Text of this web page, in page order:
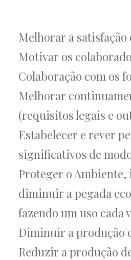
Melhorar a
Motivar os
Colaboração com os
Melhorar
(requisitos legais e
Estabelecer e rever
significativos de
Proteger o Ambiente,
diminuir a pegada
fazendo um uso cada
Diminuir a produção
Reduzir a produção